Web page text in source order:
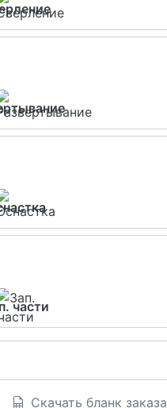
части
Скачать бланк заказа